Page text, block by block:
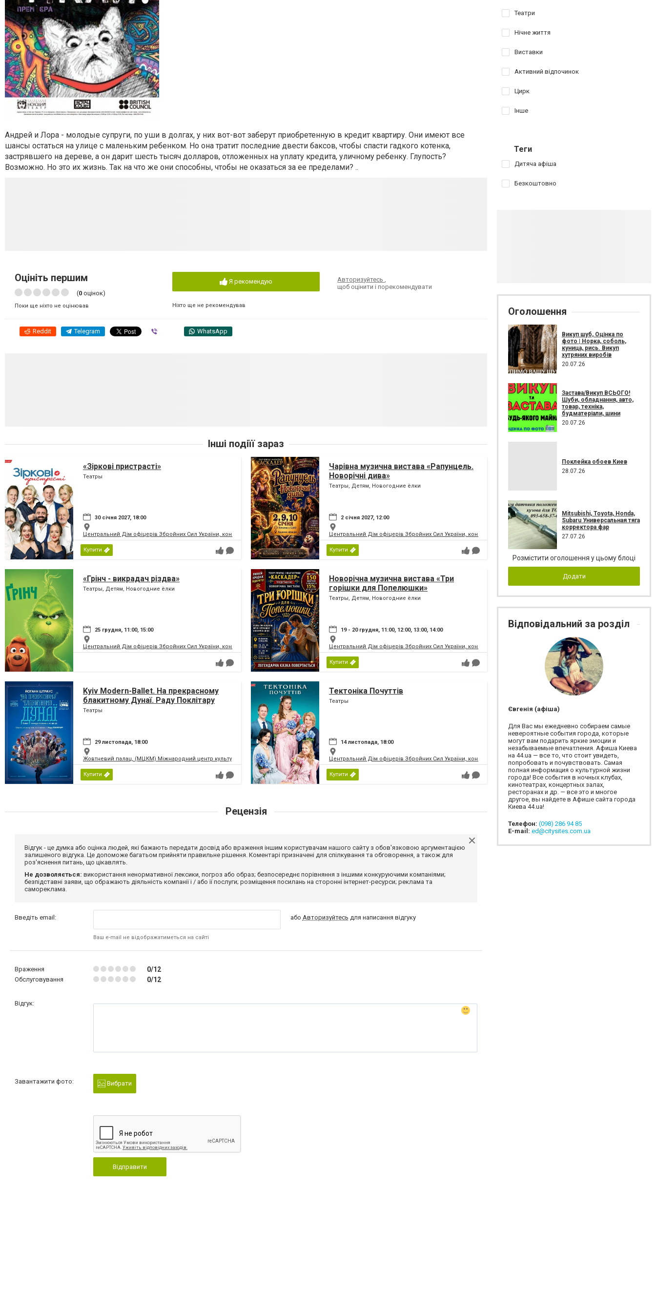
Андрей и Лора - молодые супруги, по уши в долгах, у них вот-вот заберут приобретенную в кредит квартиру. Они имеют все
шансы остаться на улице с маленьким ребенком. Но она тратит последние двести баксов, чтобы спасти гадкого котенка,
застрявшего на дереве, а он дарит шесть тысяч долларов, отложенных на уплату кредита, уличному ребенку. Глупость?
Возможно. Но это их жизнь. Так на что же они способны, чтобы не оказаться за ее пределами? ..
Оцініть першим
(0 оцінок)
Поки ще ніхто не оцінював
Я рекомендую
Ніхто ще не рекомендував
Авторизуйтесь
щоб оцінити і порекомендувати
Reddit Telegram WhatsApp
Інші подіїї зараз
«Зіркові пристрасті»
Театры
30 січня 2027, 18:00
Центральний Дім офіцерів Збройних Сил України, концертний зал
Купити
Чарівна музична вистава «Рапунцель.
Новорічні дива»
Театры, Детям, Новогодние ёлки
2 січня 2027, 12:00
Центральний Дім офіцерів Збройних Сил України, концертний зал
Купити
«Грінч - викрадач різдва»
Театры, Детям, Новогодние ёлки
25 грудня, 11:00, 15:00
Центральний Дім офіцерів Збройних Сил України, концертний зал
Новорічна музична вистава «Три
горішки для Попелюшки»
Театры, Детям, Новогодние ёлки
19 - 20 грудня, 11:00, 12:00, 13:00, 14:00
Центральний Дім офіцерів Збройних Сил України, концертний зал
Купити
Kyiv Modern-Ballet. На прекрасному
блакитному Дунаї. Раду Поклітару
Театры
29 листопада, 18:00
Жовтневий палац, (МЦКМ) Міжнародний центр культури і мистецтв Федерації профспілок України
Купити
Тектоніка Почуттів
Театры
14 листопада, 18:00
Центральний Дім офіцерів Збройних Сил України, концертний зал
Купити
Рецензія
Відгук - це думка або оцінка людей, які бажають передати досвід або враження іншим користувачам нашого сайту з обов'язковою аргументацією
залишеного відгука. Це допоможе багатьом прийняти правильне рішення. Коментарі призначені для спілкування та обговорення, а також для
роз'яснення питань, що цікавлять.
Не дозволяється: використання ненормативної лексики, погроз або образ; безпосереднє порівняння з іншими конкуруючими компаніями;
безпідставні заяви, що ображають діяльність компанії і / або її послуги; розміщення посилань на сторонні інтернет-ресурси; реклама та
самореклама.
Введіть email:
Ваш e-mail не відображатиметься на сайті
або Авторизуйтесь для написання відгуку
Враження 0/12
Обслуговування 0/12
Відгук:
Завантажити фото: Вибрати
Відправити
Театри
Нічне життя
Виставки
Активний відпочинок
Цирк
Інше
Теги
Дитяча афіша
Безкоштовно
Оголошення
Викуп шуб, Оцінка по
фото | Норка, соболь,
куница, рись. Викуп
хутряних виробів
20.07.26
Застава/Викуп ВСЬОГО!
Шуби, обладнання, авто,
товар, техніка,
будматеріали, шини
20.07.26
Поклейка обоев Киев
28.07.26
Mitsubishi, Toyota, Honda,
Subaru Универсальная тяга
корректора фар
27.07.26
Розмістити оголошення у цьому блоці
Додати
Відповідальний за розділ
Євгенія (афіша)
Для Вас мы ежедневно собираем самые
невероятные события города, которые
могут вам подарить яркие эмоции и
незабываемые впечатления. Афиша Киева
на 44.ua — все то, что стоит увидеть,
попробовать и почувствовать. Самая
полная информация о культурной жизни
города! Все события в ночных клубах,
кинотеатрах, концертных залах,
ресторанах и др. — все это и многое
другое, вы найдете в Афише сайта города
Киева 44.ua!
Телефон: (098) 286 94 85
E-mail: ed@citysites.com.ua